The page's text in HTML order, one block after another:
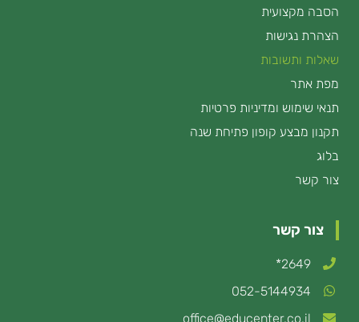
הסבה מקצועית
הצהרת נגישות
שאלות ותשובות
מפת אתר
תנאי שימוש ומדיניות פרטיות
תקנון מבצע קופון פתיחת שנה
בלוג
צור קשר
צור קשר
2649*
052-5144934
office@educenter.co.il